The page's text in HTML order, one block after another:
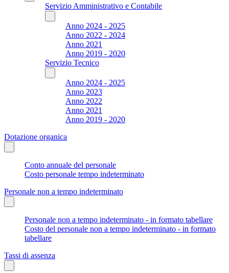
Servizio Amministrativo e Contabile
Anno 2024 - 2025
Anno 2022 - 2024
Anno 2021
Anno 2019 - 2020
Servizio Tecnico
Anno 2024 - 2025
Anno 2023
Anno 2022
Anno 2021
Anno 2019 - 2020
Dotazione organica
Conto annuale del personale
Costo personale tempo indeterminato
Personale non a tempo indeterminato
Personale non a tempo indeterminato - in formato tabellare
Costo del personale non a tempo indeterminato - in formato
tabellare
Tassi di assenza